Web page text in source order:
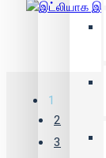
1
2
3